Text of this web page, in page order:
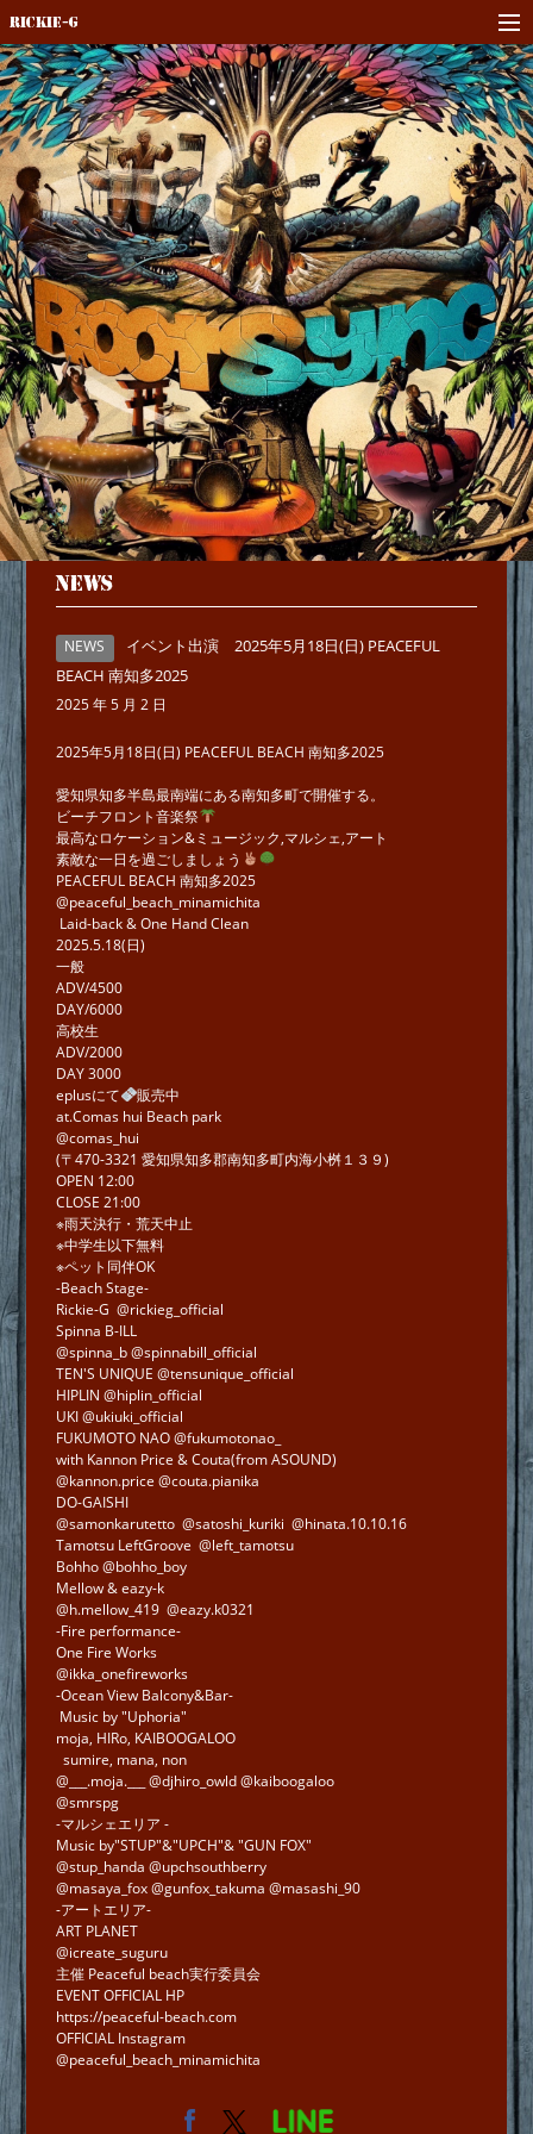
Rickie-G
NEWS
NEWS
イベント出演 2025年5月18日(日) PEACEFUL
BEACH 南知多2025
2025 年 5 月 2 日
2025年5月18日(日) PEACEFUL BEACH 南知多2025
愛知県知多半島最南端にある南知多町で開催する。
ビーチフロント音楽祭
最高なロケーション&ミュージック,マルシェ,アート
素敵な一日を過ごしましょう
PEACEFUL BEACH 南知多2025
@peaceful_beach_minamichita
Laid-back & One Hand Clean
2025.5.18(日)
一般
ADV/4500
DAY/6000
高校生
ADV/2000
DAY 3000
eplusにて
販売中
at.Comas hui Beach park
@comas_hui
(〒470-3321 愛知県知多郡南知多町内海小桝１３９)
OPEN 12:00
CLOSE 21:00
※雨天決行・荒天中止
※中学生以下無料
※ペット同伴OK
-Beach Stage-
Rickie-G @rickieg_official
Spinna B-ILL
@spinna_b @spinnabill_official
TEN'S UNIQUE @tensunique_official
HIPLIN @hiplin_official
UKI @ukiuki_official
FUKUMOTO NAO @fukumotonao_
with Kannon Price & Couta(from ASOUND)
@kannon.price @couta.pianika
DO-GAISHI
@samonkarutetto @satoshi_kuriki @hinata.10.10.16
Tamotsu LeftGroove @left_tamotsu
Bohho @bohho_boy
Mellow & eazy-k
@h.mellow_419 @eazy.k0321
-Fire performance-
One Fire Works
@ikka_onefireworks
-Ocean View Balcony&Bar-
Music by "Uphoria"
moja, HIRo, KAIBOOGALOO
sumire, mana, non
@___.moja.___ @djhiro_owld @kaiboogaloo
@smrspg
-マルシェエリア -
Music by"STUP"&"UPCH"& "GUN FOX"
@stup_handa @upchsouthberry
@masaya_fox @gunfox_takuma @masashi_90
-アートエリア-
ART PLANET
@icreate_suguru
主催 Peaceful beach実行委員会
EVENT OFFICIAL HP
https://peaceful-beach.com
OFFICIAL Instagram
@peaceful_beach_minamichita